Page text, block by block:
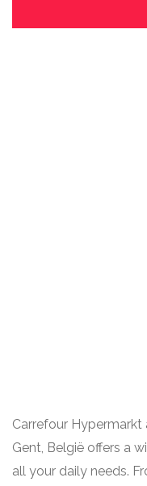
Carrefour
Gent, België offers a
all your daily needs.